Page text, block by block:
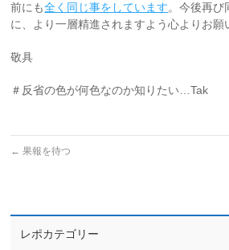
前にも全く同じ事をしています。今後再び
に、より一層精進されますよう心よりお願
敬具
＃反省の色が何色なのか知りたい…Tak
← 果報を待つ
レポカテゴリー